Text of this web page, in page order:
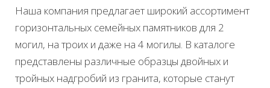
Наша компания предлагает широкий ассортимент
горизонтальных семейных памятников для 2
могил, на троих и даже на 4 могилы. В каталоге
представлены различные образцы двойных и
тройных надгробий из гранита, которые станут